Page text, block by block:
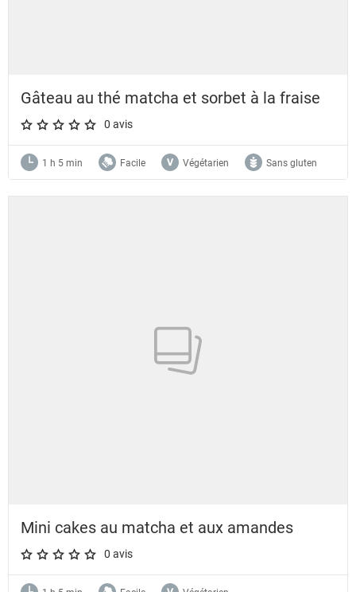
Gâteau au thé matcha et sorbet à la fraise
A star rating of 0 out of 5.
0 avis
1 h 5 min Facile Végétarien Sans gluten
Mini cakes au matcha et aux amandes
A star rating of 0 out of 5.
0 avis